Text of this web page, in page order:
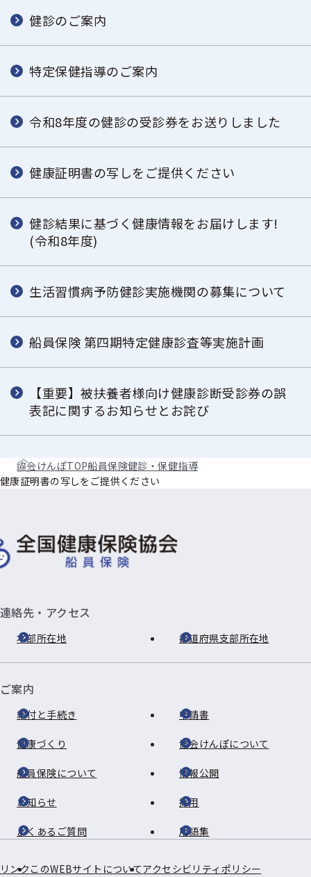
健診のご案内
特定保健指導のご案内
令和8年度の健診の受診券をお送りしました
健康証明書の写しをご提供ください
健診結果に基づく健康情報をお届けします!
(令和8年度)
生活習慣病予防健診実施機関の募集について
船員保険 第四期特定健康診査等実施計画
【重要】被扶養者様向け健康診断受診券の誤
表記に関するお知らせとお詫び
協会けんぽTOP船員保険健診・保健指導
健康証明書の写しをご提供ください
連絡先・アクセス
本部所在地 都道府県支部所在地
ご案内
給付と手続き 申請書
健康づくり 協会けんぽについて
船員保険について 情報公開
お知らせ 採用
よくあるご質問 用語集
リンク このWEBサイトについてアクセシビリティポリシー